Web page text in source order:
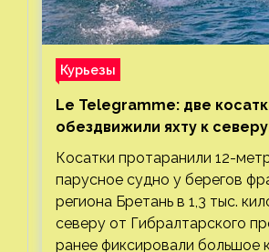
Курьезы
Le Telegramme: две
обездвижили яхту к северу
от Гибралтарского пролива
Косатки протаранили 12-
парусное судно у берегов
региона Бретань в 1,3 тыс.
северу от Гибралтарского
ранее фиксировали большое